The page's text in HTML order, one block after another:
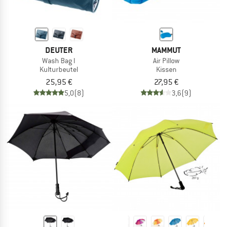
DEUTER
Wash Bag I
Kulturbeutel
25,95 €
5,0(8)
MAMMUT
Air Pillow
Kissen
27,95 €
3,6(9)